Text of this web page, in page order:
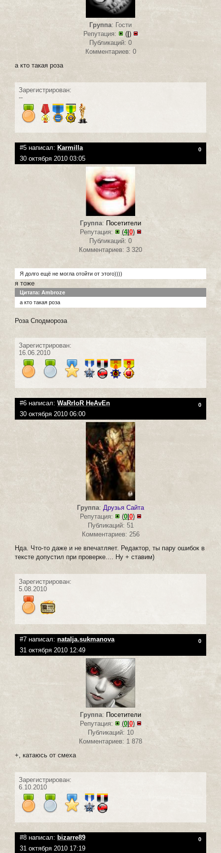
Группа: Гости
Репутация:
(| )
Публикаций: 0
Комментариев: 0
а кто такая роза
Зарегистрирован:
--
#5 написал: Karmilla 0
30 октября 2010 03:05
Группа: Посетители
Репутация:
(4| 0)
Публикаций: 0
Комментариев: 3 320
Я долго ещё не могла отойти от этого))))
я тоже
Цитата: Ambroze
а кто такая роза
Роза Сподмороза
Зарегистрирован:
16.06.2010
#6 написал: WaRrIoR HeAvEn 0
30 октября 2010 06:00
Группа: Друзья Сайта
Репутация:
(0| 0)
Публикаций: 51
Комментариев: 256
Нда. Что-то даже и не впечатляет. Редактор, ты пару ошибок в
тексте допустил при проверке.... Ну + ставим)
Зарегистрирован:
5.08.2010
#7 написал: natalja.sukmanova 0
31 октября 2010 12:49
Группа: Посетители
Репутация:
(0| 0)
Публикаций: 10
Комментариев: 1 878
+, катаюсь от смеха
Зарегистрирован:
6.10.2010
#8 написал: bizarre89 0
31 октября 2010 17:19